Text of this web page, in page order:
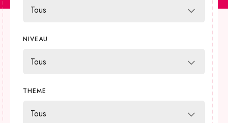
Mon compte
Boutique
NIVEAU
THEME